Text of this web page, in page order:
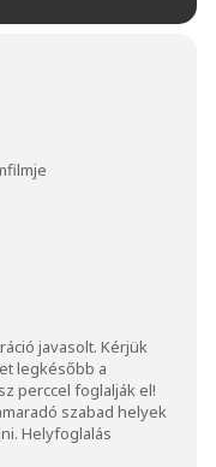
javasolt. Kérjük
legkésőbb a
perccel foglalják el!
szabad helyek
Helyfoglalás